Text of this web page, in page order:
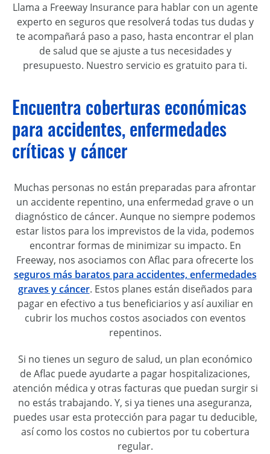
Llama a Freeway Insurance para hablar con un agente
experto en seguros que resolverá todas tus dudas y
te acompañará paso a paso, hasta encontrar el plan
de salud que se ajuste a tus necesidades y
presupuesto. Nuestro servicio es gratuito para ti.
Encuentra coberturas económicas
para accidentes, enfermedades
críticas y cáncer
Muchas personas no están preparadas para afrontar
un accidente repentino, una enfermedad grave o un
diagnóstico de cáncer. Aunque no siempre podemos
estar listos para los imprevistos de la vida, podemos
encontrar formas de minimizar su impacto. En
Freeway, nos asociamos con Aflac para ofrecerte los
seguros más baratos para accidentes, enfermedades
graves y cáncer. Estos planes están diseñados para
pagar en efectivo a tus beneficiarios y así auxiliar en
cubrir los muchos costos asociados con eventos
repentinos.
Si no tienes un seguro de salud, un plan económico
de Aflac puede ayudarte a pagar hospitalizaciones,
atención médica y otras facturas que puedan surgir si
no estás trabajando. Y, si ya tienes una aseguranza,
puedes usar esta protección para pagar tu deducible,
así como los costos no cubiertos por tu cobertura
regular.